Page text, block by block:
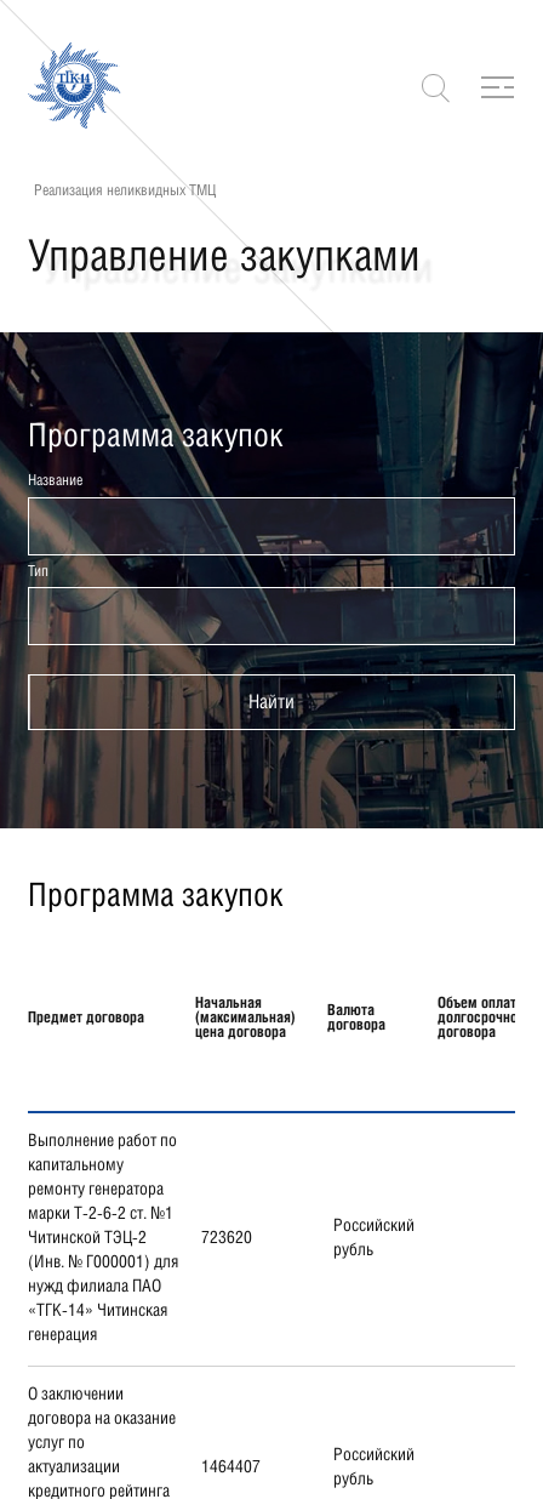
Реализация неликвидных ТМЦ
Управление закупками
Программа закупок
Название
Тип
Найти
Программа закупок
Предмет договора
Начальная
(максимальная)
цена договора
Валюта
договора
Объем оплаты
долгосрочного
договора
Выполнение работ по
капитальному
ремонту генератора
марки Т-2-6-2 ст. №1
Читинской ТЭЦ-2
(Инв. № Г000001) для
нужд филиала ПАО
«ТГК-14» Читинская
генерация
723620
Российский
рубль
О заключении
договора на оказание
услуг по
актуализации
кредитного рейтинга
1464407
Российский
рубль